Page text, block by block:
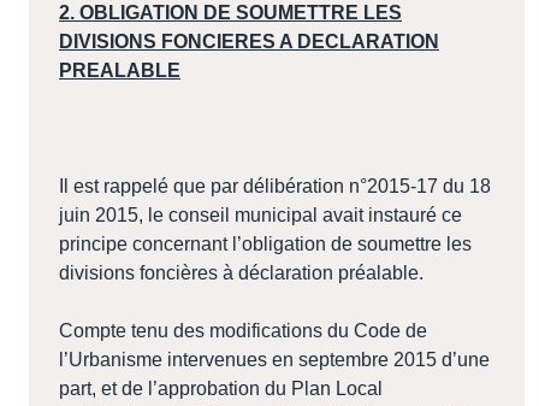
2. OBLIGATION DE SOUMETTRE LES
DIVISIONS FONCIERES A DECLARATION
PREALABLE
Il est rappelé que par délibération n°2015-17 du 18
juin 2015, le conseil municipal avait instauré ce
principe concernant l’obligation de soumettre les
divisions foncières à déclaration préalable.
Compte tenu des modifications du Code de
l’Urbanisme intervenues en septembre 2015 d’une
part, et de l’approbation du Plan Local